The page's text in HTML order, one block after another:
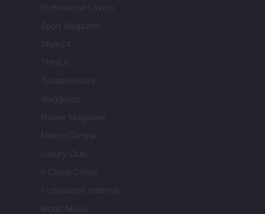
Professione Lavoro
Sport Magazine
Style24
Think.it
Tuobenessere
Viaggiamo
Nonne Magazine
Milano Cortina
Luxury Club
Il Calcio Online
Professione mamma
World Music